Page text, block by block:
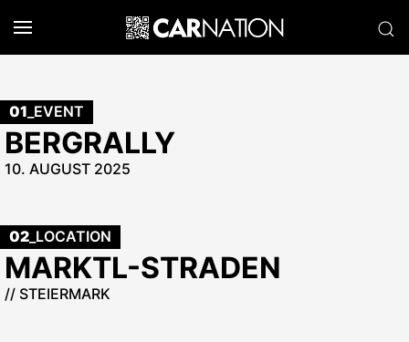
01 _EVENT
BERGRALLY
10. AUGUST 2025
02 _LOCATION
MARKTL-STRADEN
// STEIERMARK